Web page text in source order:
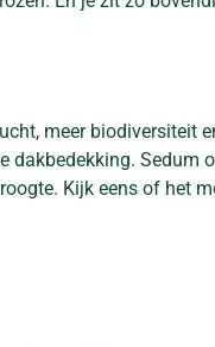
meer biodiversiteit
dakbedekking. Sedum
Kijk eens of het